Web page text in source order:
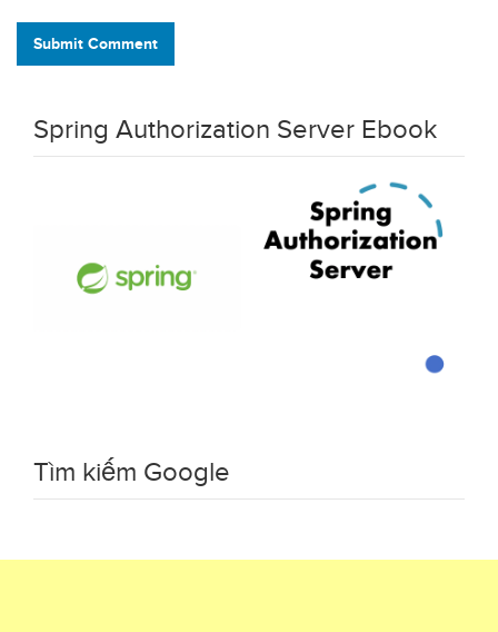
Submit Comment
Spring Authorization Server Ebook
Tìm kiếm Google